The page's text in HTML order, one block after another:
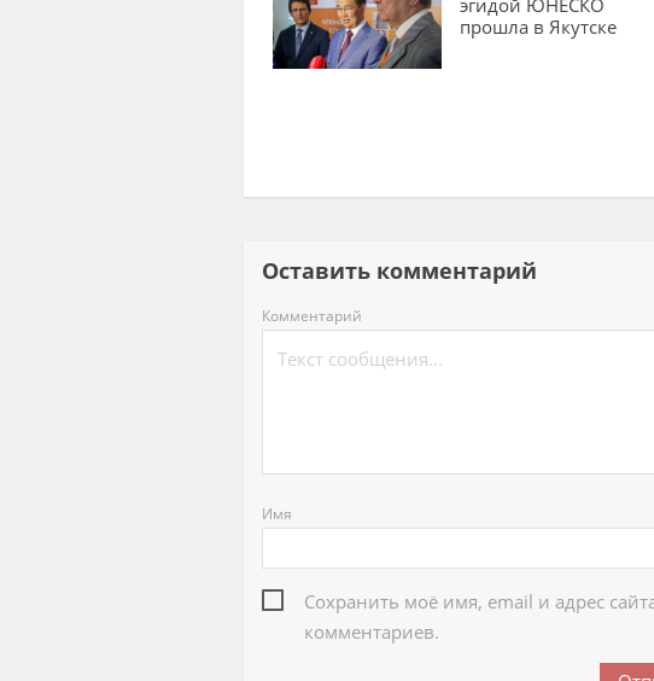
прошла в Якутске
Оставить комментарий
Комментарий
Имя
Сохранить моё имя, email и адрес
комментариев.